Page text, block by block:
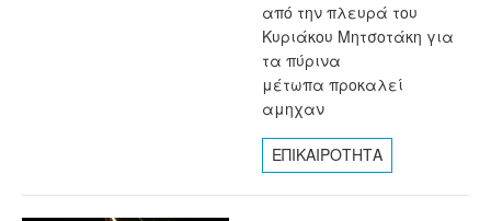
από την πλευρά του
Κυριάκου Μητσοτάκη για
τα πύρινα
μέτωπα προκαλεί
αμηχαν
ΕΠΙΚΑΙΡΟΤΗΤΑ